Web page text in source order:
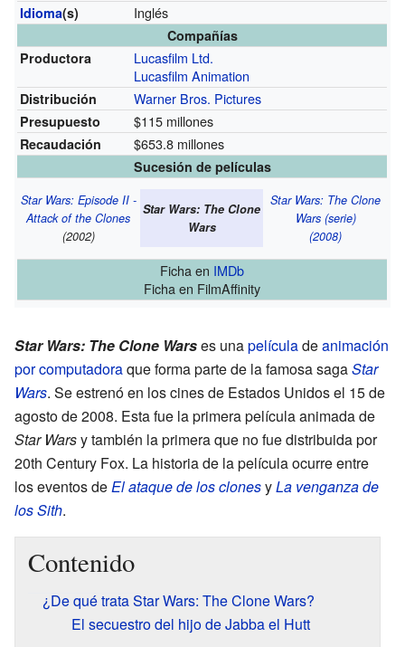
Idioma(s) Inglés
Compañías
Productora
Lucasfilm Ltd.
Lucasfilm Animation
Distribución Warner Bros. Pictures
Presupuesto $115 millones
Recaudación $653.8 millones
Sucesión de películas
Star Wars: Episode II -
Attack of the Clones
(2002)
Star Wars: The Clone
Wars
Star Wars: The Clone
Wars (serie)
(2008)
Ficha en IMDb
Ficha en FilmAffinity
Star Wars: The Clone Warses unapelículadeanimación
por computadoraque forma parte de la famosa sagaStar
Wars. Se estrenó en los cines de Estados Unidos el 15 de
agosto de 2008. Esta fue la primera película animada de
Star Warsy también la primera que no fue distribuida por
20th Century Fox. La historia de la película ocurre entre
los eventos deEl ataque de los clonesyLa venganza de
los Sith.
Contenido
¿De qué trata Star Wars: The Clone Wars?
El secuestro del hijo de Jabba el Hutt